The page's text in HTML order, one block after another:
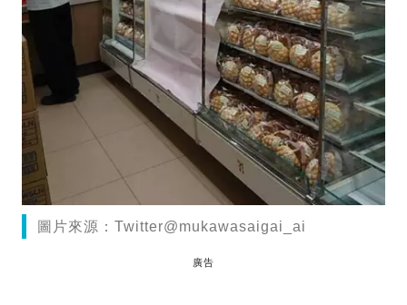
圖片來源：Twitter@mukawasaigai_ai
廣告